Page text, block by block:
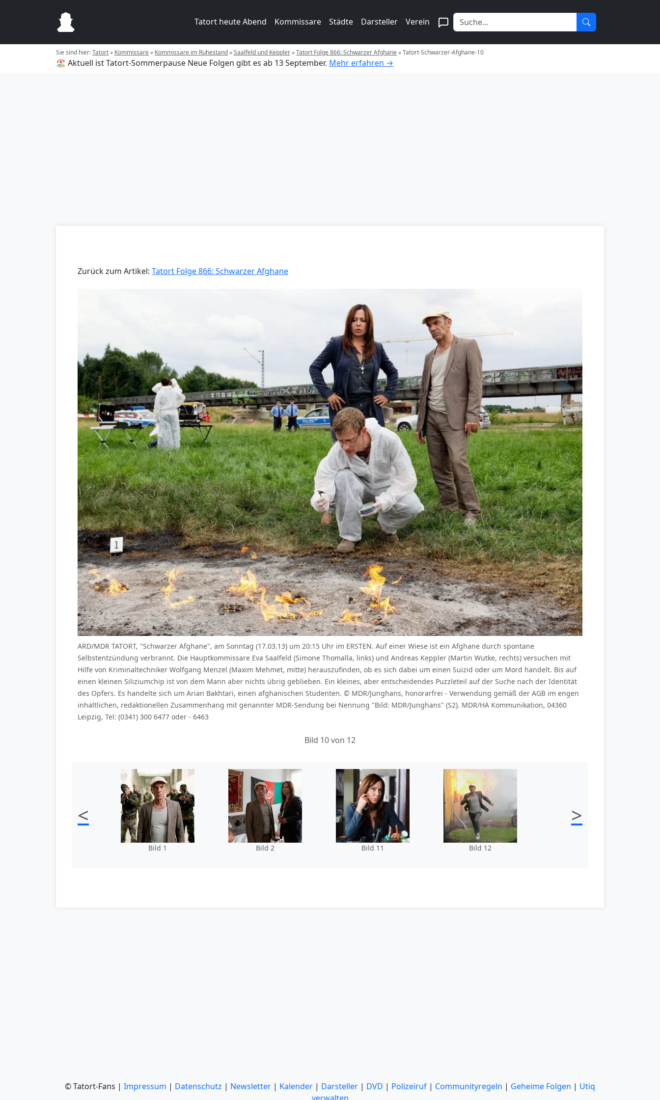
Tatort heute Abend Kommissare Städte Darsteller Verein
Sie sind hier:Tatort» Kommissare» Kommissare im Ruhestand»Saalfeld und Keppler»Tatort Folge 866: Schwarzer Afghane»Tatort-Schwarzer-Afghane-10
🏖️ Aktuell ist Tatort-Sommerpause Neue Folgen gibt es ab 13 September. Mehr erfahren →
Zurück zum Artikel: Tatort Folge 866: Schwarzer Afghane
ARD/MDR TATORT, "Schwarzer Afghane", am Sonntag (17.03.13) um 20:15 Uhr im ERSTEN. Auf einer Wiese ist ein Afghane durch spontane
Selbstentzündung verbrannt. Die Hauptkommissare Eva Saalfeld (Simone Thomalla, links) und Andreas Keppler (Martin Wutke, rechts) versuchen mit
Hilfe von Kriminaltechniker Wolfgang Menzel (Maxim Mehmet, mitte) herauszufinden, ob es sich dabei um einen Suizid oder um Mord handelt. Bis auf
einen kleinen Siliziumchip ist von dem Mann aber nichts übrig geblieben. Ein kleines, aber entscheidendes Puzzleteil auf der Suche nach der Identität
des Opfers. Es handelte sich um Arian Bakhtari, einen afghanischen Studenten. © MDR/Junghans, honorarfrei - Verwendung gemäß der AGB im engen
inhaltlichen, redaktionellen Zusammenhang mit genannter MDR-Sendung bei Nennung "Bild: MDR/Junghans" (S2). MDR/HA Kommunikation, 04360
Leipzig, Tel: (0341) 300 6477 oder - 6463
Bild 10 von 12
<
Bild 1 Bild 2 Bild 11 Bild 12
>
© Tatort-Fans | Impressum | Datenschutz | Newsletter | Kalender | Darsteller | DVD | Polizeiruf | Communityregeln | Geheime Folgen | Utiq